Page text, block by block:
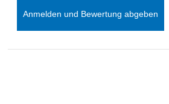
Anmelden und Bewertung abgeben